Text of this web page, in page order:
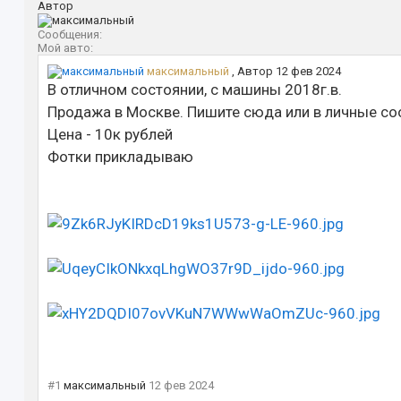
Автор
Сообщения:
Мой авто:
максимальный
Автор 12 фев 2024
В отличном состоянии, с машины 2018г.в.
Продажа в Москве. Пишите сюда или в личные
Цена - 10к рублей
Фотки прикладываю
#1 максимальный 12 фев 2024